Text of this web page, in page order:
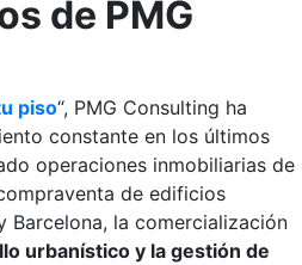
de PMG
piso“, PMG Consulting ha
constante en los últimos
operaciones inmobiliarias de
de edificios
Barcelona, la comercialización
urbanístico y la gestión de